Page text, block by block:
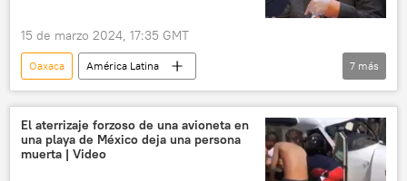
15 de marzo 2024, 17:35 GMT
Oaxaca
América Latina
Ricardo Salinas Pliego
política
Andrés Manuel López Obrador
sociedad
Baja California Sur
7 más
El aterrizaje forzoso de una avioneta en
una playa de México deja una persona
muerta | Video